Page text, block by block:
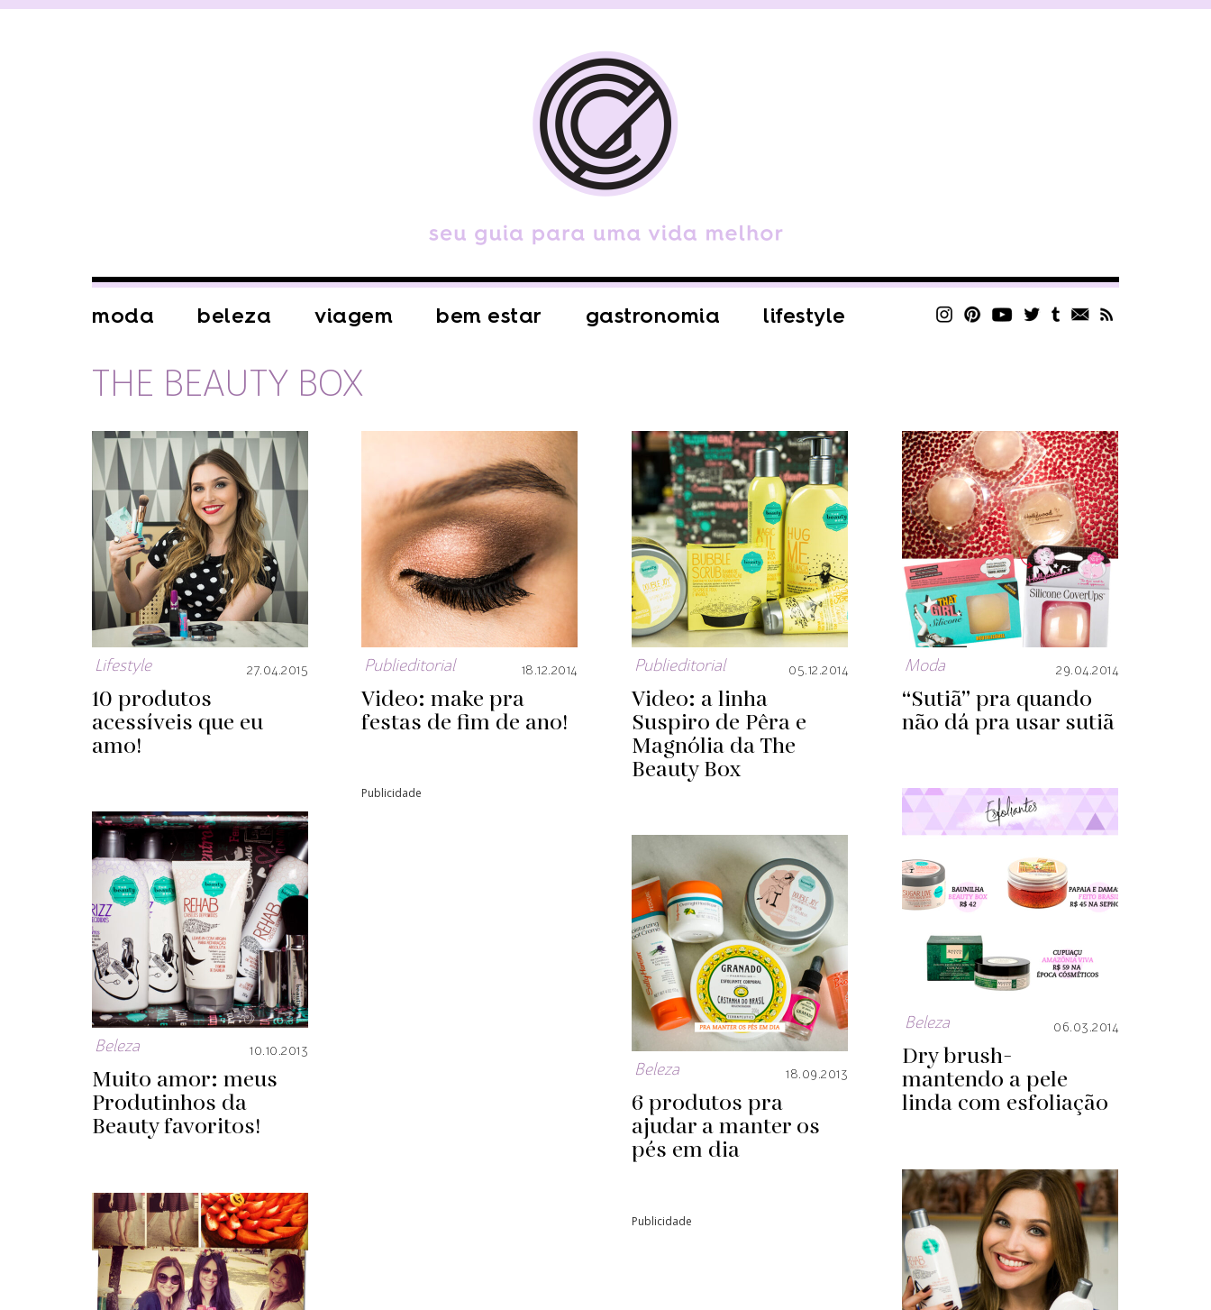
moda beleza viagem bem estar gastronomia lifestyle
THE BEAUTY BOX
Lifestyle 27.04.2015
10 produtos
acessíveis que eu
amo!
Publieditorial 18.12.2014
Video: make pra
festas de fim de ano!
Publieditorial 05.12.2014
Video: a linha
Suspiro de Pêra e
Magnólia da The
Beauty Box
Moda 29.04.2014
“Sutiã” pra quando
não dá pra usar sutiã
Publicidade
Beleza 06.03.2014
Dry brush-
mantendo a pele
linda com esfoliação
Beleza 10.10.2013
Muito amor: meus
Produtinhos da
Beauty favoritos!
Beleza 18.09.2013
6 produtos pra
ajudar a manter os
pés em dia
Publicidade